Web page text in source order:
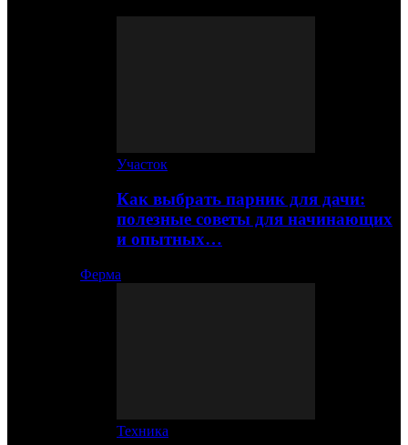
Участок
Как выбрать парник для дачи:
полезные советы для начинающих
и опытных…
Ферма
Техника